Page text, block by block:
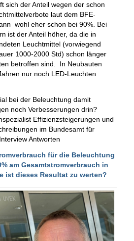
sich der Anteil wegen der schon
laut dem BFE-
wohl eher schon bei 90%. Bei
ist der Anteil höher, da die in
Leuchtmittel (vorwiegend
1000-2000 Std) schon länger
betroffen sind. In Neubauten
nur noch LED-Leuchten
bei der Beleuchtung damit
noch Verbesserungen drin?
Effizienzsteigerungen und
im Bundesamt für
Antworten
für die Beleuchtung
am Gesamtstromverbrauch in
ist dieses Resultat zu werten?